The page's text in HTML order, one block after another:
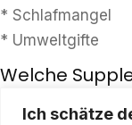
Ich schätze
* Schlafmangel
* Umweltgifte
Welche
Die